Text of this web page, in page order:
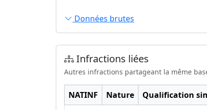
Données brutes
Infractions liées
Autres infractions partageant la même
NATINF Nature Qualification